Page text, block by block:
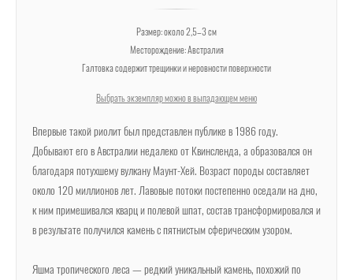
Размер: около 2,5–3 см
Месторождение: Австралия
Галтовка содержит трещинки и неровности поверхности
Выбрать экземпляр можно в выпадающем меню
Впервые такой риолит был представлен публике в 1986 году.
Добывают его в Австралии недалеко от Квинсленда, а образовался он
благодаря потухшему вулкану Маунт-Хей. Возраст породы составляет
около 120 миллионов лет. Лавовые потоки постепенно оседали на дно,
к ним примешивался кварц и полевой шпат, состав трансформировался и
в результате получился камень с пятнистым сферическим узором.
Яшма тропического леса — редкий уникальный камень, похожий по